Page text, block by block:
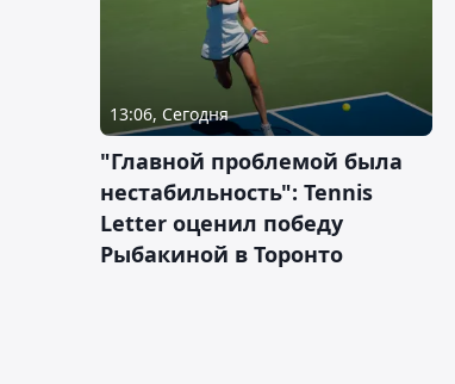
13:06, Сегодня
"Главной проблемой была
нестабильность": Tennis
Letter оценил победу
Рыбакиной в Торонто